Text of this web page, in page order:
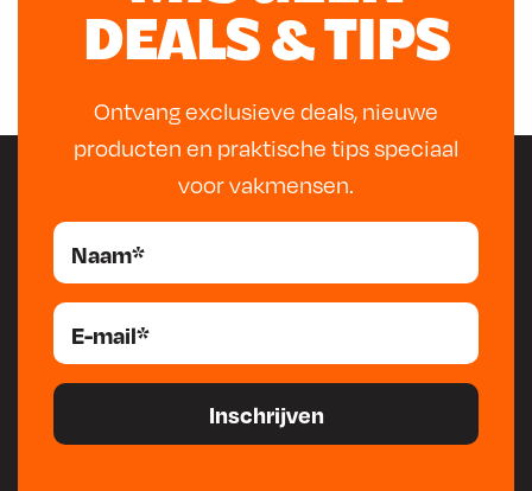
DEALS & TIPS
Ontvang exclusieve deals, nieuwe
producten en praktische tips speciaal
voor vakmensen.